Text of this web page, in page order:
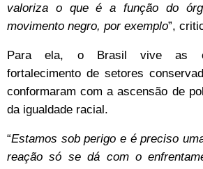
valoriza o que é a função do
movimento negro, por exemplo”,
Para ela, o Brasil vive as
fortalecimento de setores
conformaram com a ascensão de
da igualdade racial.
“Estamos sob perigo e é preciso
reação só se dá com o